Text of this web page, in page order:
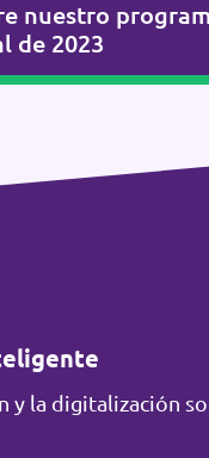
nuestro
de 2023
y la digitalización